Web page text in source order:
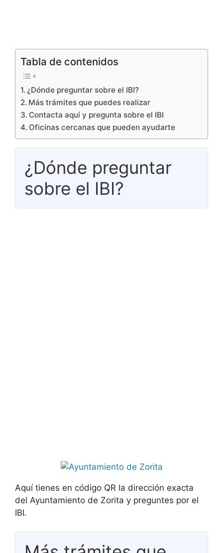
Tabla de contenidos
¿Dónde preguntar sobre el IBI?
Más trámites que puedes realizar
Contacta aquí y pregunta sobre el IBI
Oficinas cercanas que pueden ayudarte
¿Dónde preguntar
sobre el IBI?
Aquí tienes en código QR la dirección exacta
del Ayuntamiento de Zorita y preguntes por el
IBI.